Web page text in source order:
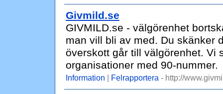
Givmild.se
GIVMILD.se - välgörenhet
man vill bli av med. Du skänker
överskott går till välgörenhet. Vi
organisationer med 90-nummer.
Information | Felrapportera - http://